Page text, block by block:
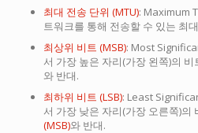
최대 전송 단위 (MTU): Maximum
트워크를 통해 전송할 수 있는 최
최상위 비트 (MSB): Most
서 가장 높은 자리(가장 왼쪽)의 비
와 반대.
최하위 비트 (LSB): Least
서 가장 낮은 자리(가장 오른쪽)의
(MSB)와 반대.